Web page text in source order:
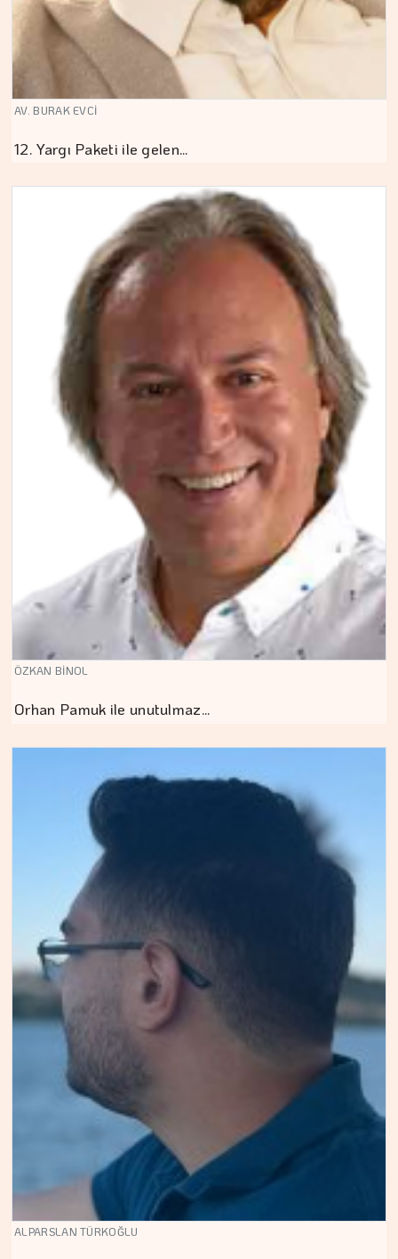
AV. BURAK EVCİ
12. Yargı Paketi ile gelen…
ÖZKAN BİNOL
Orhan Pamuk ile unutulmaz…
ALPARSLAN TÜRKOĞLU